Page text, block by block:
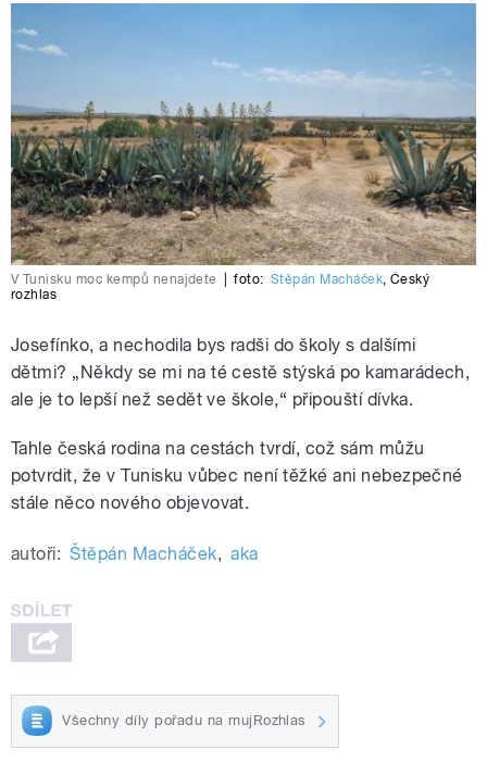
V Tunisku moc kempů nenajdete foto: Štěpán Macháček Český
rozhlas
Josefínko, a nechodila bys radši do školy s dalšími
dětmi? „Někdy se mi na té cestě stýská po kamarádech,
ale je to lepší než sedět ve škole,“ připouští dívka.
Tahle česká rodina na cestách tvrdí, což sám můžu
potvrdit, že v Tunisku vůbec není těžké ani nebezpečné
stále něco nového objevovat.
autoři: Štěpán Macháček, aka
Všechny díly pořadu na mujRozhlas